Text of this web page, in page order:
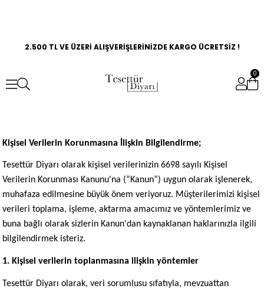
2.500 TL VE ÜZERİ ALIŞVERİŞLERİNİZDE KARGO ÜCRETSİZ !
0
Kişisel Verilerin Korunmasına İlişkin Bilgilendirme;
Tesettür Diyarı olarak kişisel verilerinizin 6698 sayılı Kişisel
Verilerin Korunması Kanunu'na (“Kanun”) uygun olarak işlenerek,
muhafaza edilmesine büyük önem veriyoruz. Müşterilerimizi kişisel
verileri toplama, işleme, aktarma amacımız ve yöntemlerimiz ve
buna bağlı olarak sizlerin Kanun'dan kaynaklanan haklarınızla ilgili
bilgilendirmek isteriz.
1. Kişisel verilerin toplanmasına ilişkin yöntemler
Tesettür Diyarı olarak, veri sorumlusu sıfatıyla, mevzuattan